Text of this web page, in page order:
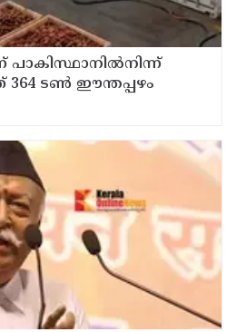
പാകിസ്ഥാനില്‍നിന്ന്
ടണ്‍ ഈന്തപ്പഴം